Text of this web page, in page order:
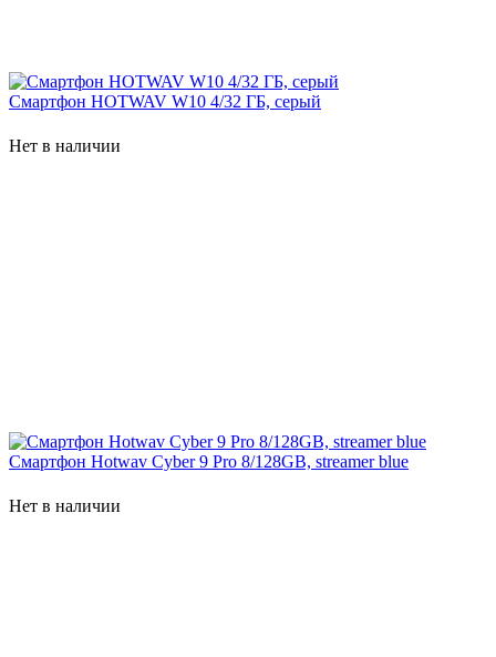
Смартфон HOTWAV W10 4/32 ГБ, серый
Нет в наличии
Cмартфон Hotwav Cyber 9 Pro 8/128GB, streamer blue
Нет в наличии